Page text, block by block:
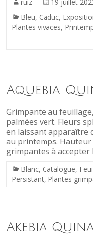
ruiz
19 juillet
Bleu, Caduc,
Plantes vivaces,
Aquebia
Grimpante au
palmées vert. Fleurs
en laissant apparaître
au printemps. Hauteur
grimpantes à
Blanc, Catalogue,
Persistant, Plantes
Akebia